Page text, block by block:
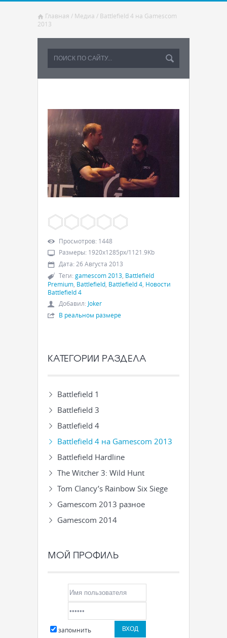
Главная / Медиа / Battlefield 4 на Gamescom
2013
Просмотров: 1448
Размеры: 1920x1285px/1121.9Kb
Дата: 26 Августа 2013
Теги: gamescom 2013 Battlefield
Premium Battlefield Battlefield 4 Новости
Battlefield 4
Добавил: Joker
В реальном размере
КАТЕГОРИИ РАЗДЕЛА
Battlefield 1
Battlefield 3
Battlefield 4
Battlefield 4 на Gamescom 2013
Battlefield Hardline
The Witcher 3: Wild Hunt
Tom Clancy’s Rainbow Six Siege
Gamescom 2013 разное
Gamescom 2014
МОЙ ПРОФИЛЬ
запомнить